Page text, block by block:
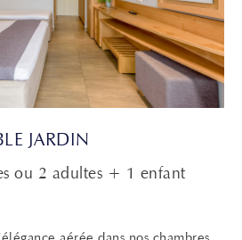
JARDIN
ou 2 adultes + 1 enfant